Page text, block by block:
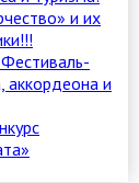
и их
аккордеона и